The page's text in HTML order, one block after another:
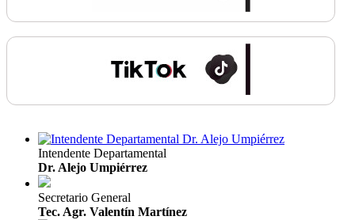
Intendente Departamental
Dr. Alejo Umpiérrez
Secretario General
Tec. Agr. Valentín Martínez